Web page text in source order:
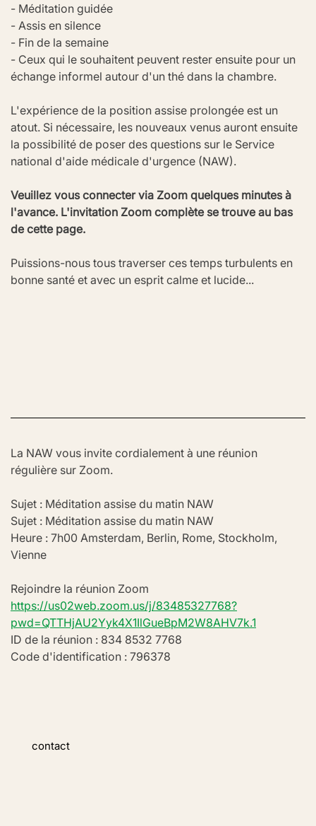
- Méditation guidée
- Assis en silence
- Fin de la semaine
- Ceux qui le souhaitent peuvent rester ensuite pour un
échange informel autour d'un thé dans la chambre.
L'expérience de la position assise prolongée est un
atout. Si nécessaire, les nouveaux venus auront ensuite
la possibilité de poser des questions sur le Service
national d'aide médicale d'urgence (NAW).
Veuillez vous connecter via Zoom quelques minutes à
l'avance. L'invitation Zoom complète se trouve au bas
de cette page.
Puissions-nous tous traverser ces temps turbulents en
bonne santé et avec un esprit calme et lucide...
La NAW vous invite cordialement à une réunion
régulière sur Zoom.
Sujet : Méditation assise du matin NAW
Sujet : Méditation assise du matin NAW
Heure : 7h00 Amsterdam, Berlin, Rome, Stockholm,
Vienne
Rejoindre la réunion Zoom
https://us02web.zoom.us/j/83485327768?
pwd=QTTHjAU2Yyk4X1IlGueBpM2W8AHV7k.1
ID de la réunion : 834 8532 7768
Code d'identification : 796378
contact